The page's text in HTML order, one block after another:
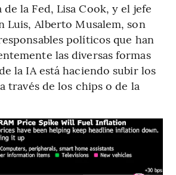
la Fed, Lisa Cook, y el jefe
Luis, Alberto Musalem, son
políticos que han
las diversas formas
la IA está haciendo subir los
través de los chips o de la